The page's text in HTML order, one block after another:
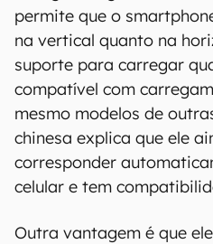
permite que o
na vertical quanto na
suporte para carregar
compatível com
mesmo modelos de
chinesa explica que ele
corresponder
celular e tem
Outra vantagem é que